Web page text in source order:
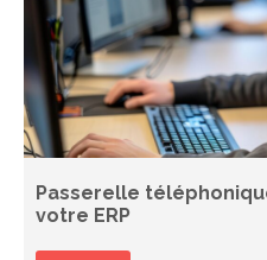
Passerelle
votre ERP